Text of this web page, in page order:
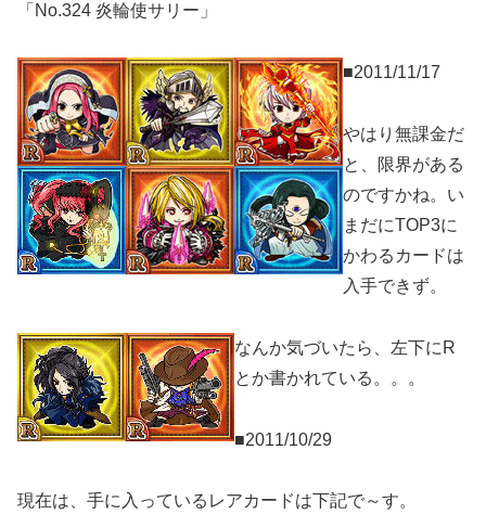
「No.324 炎輪使サリー」
■2011/11/17
やはり無課金だ
と、限界がある
のですかね。い
まだにTOP3に
かわるカードは
入手できず。
なんか気づいたら、左下にR
とか書かれている。。。
■2011/10/29
現在は、手に入っているレアカードは下記で～す。